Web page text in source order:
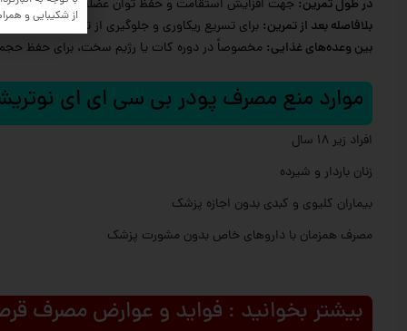
در طول تمرین: جهت افزایش استقامت و حفظ توان عضلانی.
بلافاصله بعد از تمرین: برای تسریع ریکاوری و جلوگیری از تحلیل بافت
بین وعده‌های غذایی: مخصوصاً در دوره کات یا رژیم سخت، برای حفظ
موارد منع مصرف پودر بی سی ای ای نوتریشن پلاس
افراد زیر 18 سال
زنان باردار و شیرده
بیماران کلیوی و کبدی بدون اجازه پزشک
مصرف همزمان با داروهای خاص بدون مشورت پزشک
بیشتر بخوانید : فواید و عوارض مصرف
از شکیبایی و